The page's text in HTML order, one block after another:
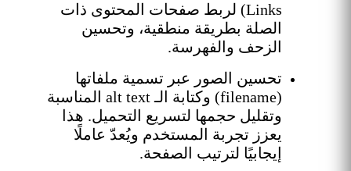
Links) لربط صفحات المحتوى ذات
الصلة بطريقة منطقية، وتحسين
الزحف والفهرسة.
تحسين الصور عبر تسمية ملفاتها
(filename) وكتابة الـ alt text المناسبة
وتقليل حجمها لتسريع التحميل. هذا
يعزز تجربة المستخدم ويُعدّ عاملًا
إيجابيًا لترتيب الصفحة.